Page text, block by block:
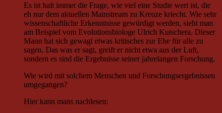
Es ist halt immer die Frage, wie viel eine Studie wert ist, die
eh nur dem aktuellen Mainstream zu Kreuze kriecht. Wie sehr
wissenschaftliche Erkenntnisse gewürdigt werden, sieht man
am Beispiel vom Evolutionsbiologe Ulrich Kutschera. Dieser
Mann hat sich gewagt etwas kritisches zur Ehe für alle zu
sagen. Das was er sagt, greift er nicht etwa aus der Luft,
sondern es sind die Ergebnisse seiner jahrelangen Forschung.
Wie wird mit solchem Menschen und Forschungsergebnissen
umgegangen?
Hier kann mans nachlesen: